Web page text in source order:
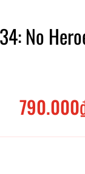
No
790.000